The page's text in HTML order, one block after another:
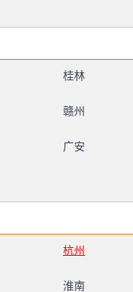
桂林
赣州
广安
杭州
淮南